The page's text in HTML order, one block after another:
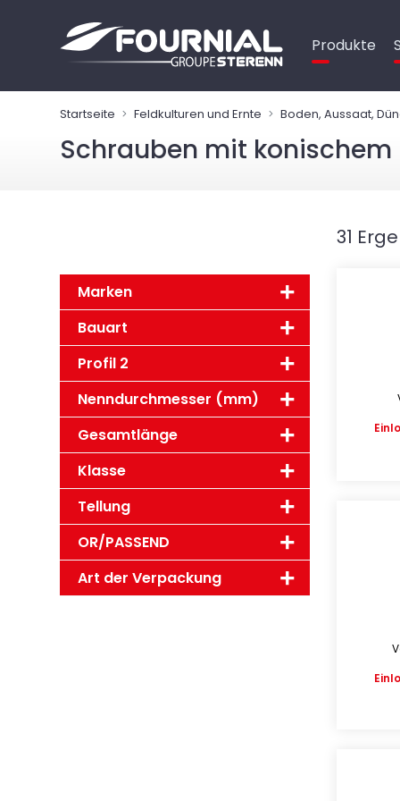
Produkte
Startseite Feldkulturen und Ernte Boden, Aussaat,
Schrauben mit konischem
Marken
Bauart
Profil 2
Nenndurchmesser (mm)
Gesamtlänge
Klasse
Tellung
OR/PASSEND
Art der Verpackung
31